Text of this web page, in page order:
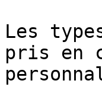
Les
pris en